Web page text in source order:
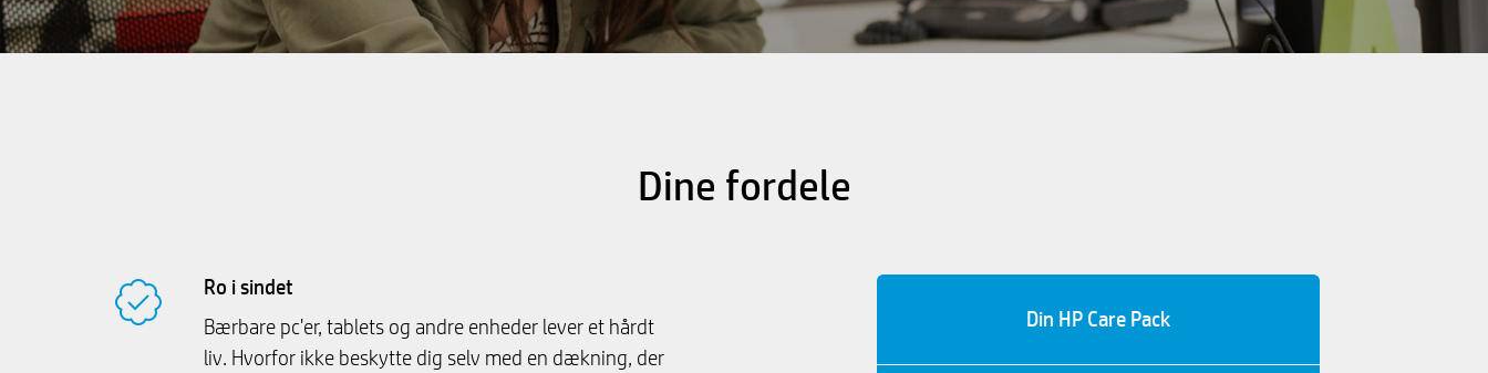
Dine fordele
Ro i sindet
Bærbare pc'er, tablets og andre enheder lever et hårdt
liv. Hvorfor ikke beskytte dig selv med en dækning, der
Din HP Care Pack